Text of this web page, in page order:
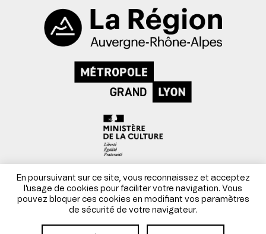
Mentions légales
Conditions générales de vente
Site par Danka
En poursuivant sur ce site, vous reconnaissez et acceptez
l'usage de cookies pour faciliter votre navigation. Vous
pouvez bloquer ces cookies en modifiant vos paramètres
de sécurité de votre navigateur.